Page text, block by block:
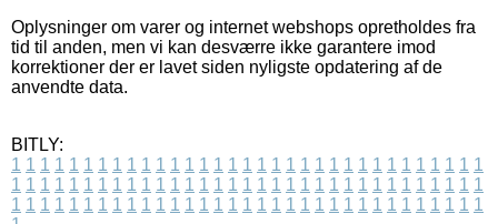
Oplysninger om varer og internet webshops opretholdes fra
tid til anden, men vi kan desværre ikke garantere imod
korrektioner der er lavet siden nyligste opdatering af de
anvendte data.
BITLY:
1 1 1 1 1 1 1 1 1 1 1 1 1 1 1 1 1 1 1 1 1 1 1 1 1 1 1 1 1 1 1 1 1
1 1 1 1 1 1 1 1 1 1 1 1 1 1 1 1 1 1 1 1 1 1 1 1 1 1 1 1 1 1 1 1 1
1 1 1 1 1 1 1 1 1 1 1 1 1 1 1 1 1 1 1 1 1 1 1 1 1 1 1 1 1 1 1 1 1